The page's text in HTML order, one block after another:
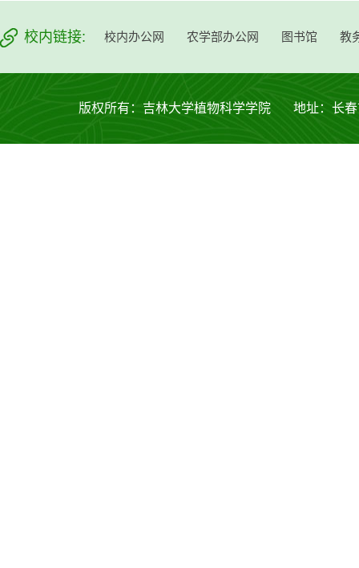
校内链接: 校内办公网 农学部办公网 图书馆 教
版权所有：吉林大学植物科学学院 地址：长